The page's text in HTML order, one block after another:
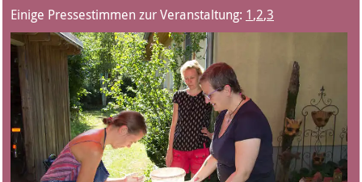
Einige Pressestimmen zur Veranstaltung: 1,2,3